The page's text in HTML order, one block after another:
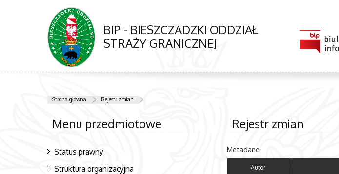
BIP - BIESZCZADZKI ODDZIAŁ
STRAŻY GRANICZNEJ
Strona główna Rejestr zmian
Menu przedmiotowe
Status prawny
Struktura organizacyjna
Rejestr zmian
Metadane
Autor